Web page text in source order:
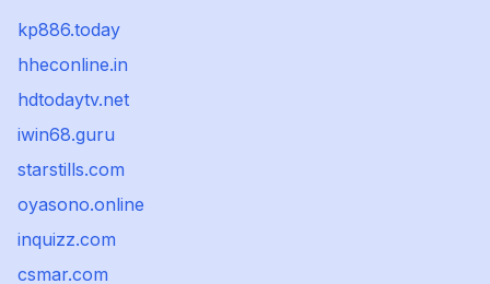
kp886.today
hheconline.in
hdtodaytv.net
iwin68.guru
starstills.com
oyasono.online
inquizz.com
csmar.com